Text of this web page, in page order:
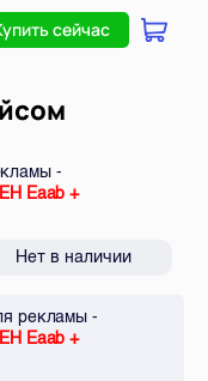
сейчас
-
Eaab +
Нет в наличии
рекламы -
Eaab +